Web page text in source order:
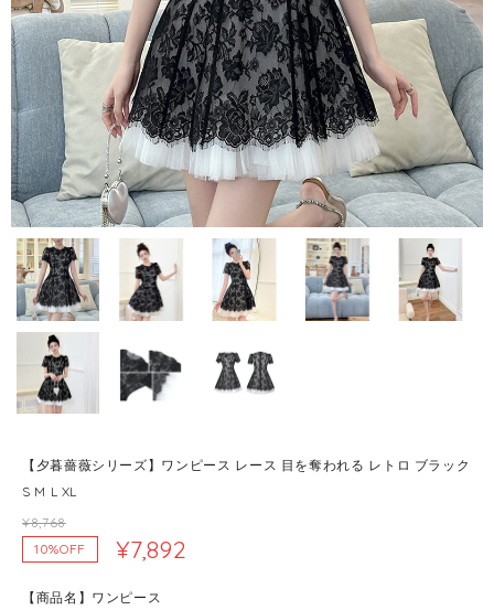
【夕暮薔薇シリーズ】ワンピース レース 目を奪われる レトロ ブラック
S M L XL
¥8,768
10%OFF
¥7,892
【商品名】ワンピース